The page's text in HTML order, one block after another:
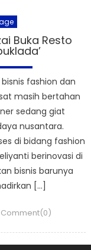
Buka Resto
fashion dan
masih bertahan
sedang giat
nusantara.
di bidang fashion
berinovasi di
bisnis barunya
[…]
Comment(0)